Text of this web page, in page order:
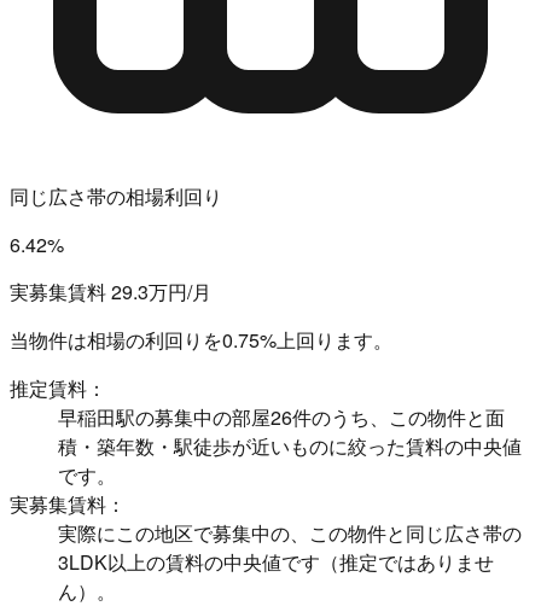
同じ広さ帯の相場利回り
6.42%
実募集賃料 29.3万円/月
当物件は相場の利回りを0.75%上回ります。
推定賃料：
早稲田駅の募集中の部屋26件のうち、この物件と面
積・築年数・駅徒歩が近いものに絞った賃料の中央値
です。
実募集賃料：
実際にこの地区で募集中の、この物件と同じ広さ帯の
3LDK以上の賃料の中央値です（推定ではありませ
ん）。